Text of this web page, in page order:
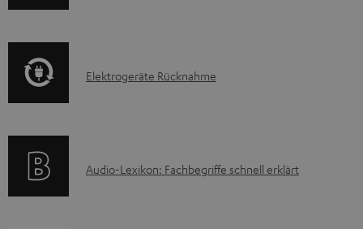
e
t
A
r
i
E
t
Elektrogeräte Rücknahme
A
Audio-Lexikon: Fachbegriffe schnell erklärt